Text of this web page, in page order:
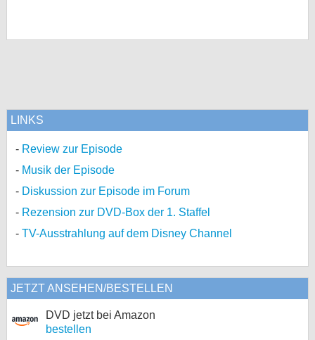
LINKS
Review zur Episode
Musik der Episode
Diskussion zur Episode im Forum
Rezension zur DVD-Box der 1. Staffel
TV-Ausstrahlung auf dem Disney Channel
JETZT ANSEHEN/BESTELLEN
DVD jetzt bei Amazon
bestellen